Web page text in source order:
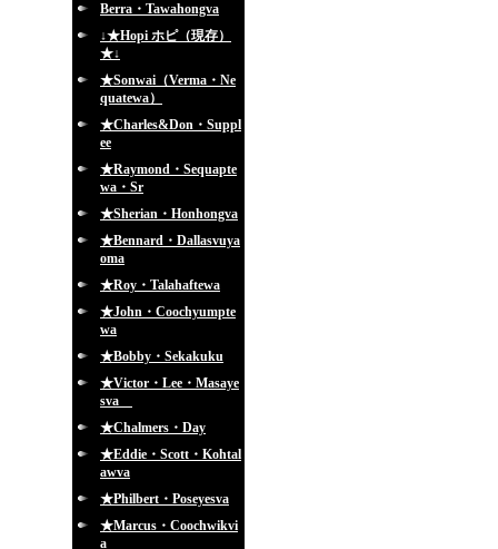
Berra・Tawahongva
↓★Hopi ホピ（現存）
★↓
★Sonwai（Verma・Ne
quatewa）
★Charles&Don・Suppl
ee
★Raymond・Sequapte
wa・Sr
★Sherian・Honhongva
★Bennard・Dallasvuya
oma
★Roy・Talahaftewa
★John・Coochyumpte
wa
★Bobby・Sekakuku
★Victor・Lee・Masaye
sva
★Chalmers・Day
★Eddie・Scott・Kohtal
awva
★Philbert・Poseyesva
★Marcus・Coochwikvi
a